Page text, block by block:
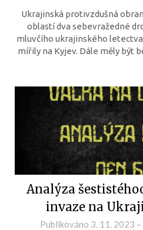
Ukrajinská protivzdušná
oblastí dva sebevražedné
mluvčího ukrajinského
mířily na Kyjev. Dále měly být
Analýza
invaze na
Publikováno 3. 11. 2023 –